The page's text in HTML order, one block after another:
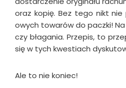
oraz kopię. Bez tego nikt
owych towarów do paczki!
czy błagania. Przepis, to
się w tych kwestiach
Ale to nie koniec!